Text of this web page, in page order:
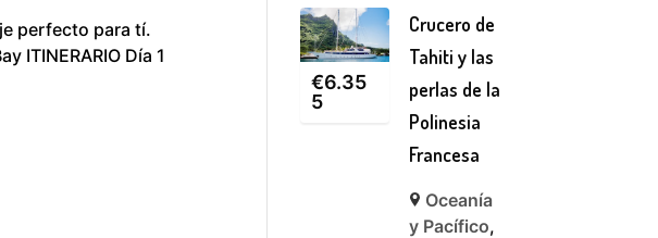
perfecto para tí.
ITINERARIO Día 1
€6.35
5
Crucero de
Tahiti y las
perlas de la
Polinesia
Francesa
Oceanía
y Pacífico,